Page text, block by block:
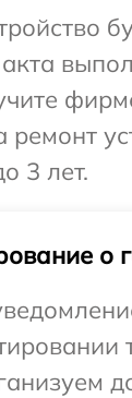
ремонт
3 лет.
о